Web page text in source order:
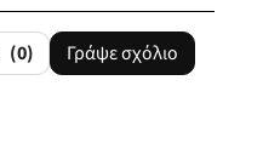
(0) Γράψε σχόλιο